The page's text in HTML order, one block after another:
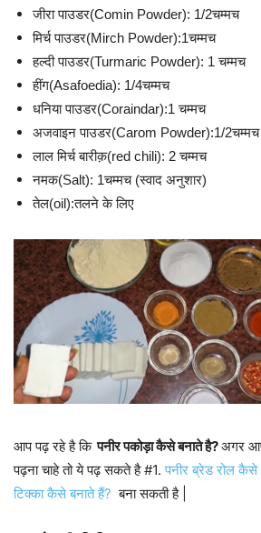
जीरा पाउडर(Comin Powder): 1/2चम्मच
मिर्च पाउडर(Mirch Powder):1चम्मच
हल्दी पाउडर(Turmaric Powder): 1 चम्मच
हींग(Asafoedia): 1/4चम्मच
धनिया पाउडर(Coraindar):1 चम्मच
अजवाइन पाउडर(Carom Powder):1/2चम्मच
लाल मिर्च बारीक़(red chili): 2 चम्मच
नमक(Salt): 1चम्मच (स्वाद अनुशार)
तेल(oil):तलने के लिए
आप पढ़ रहे है किपनीर पकोड़ा कैसे बनाते है?अगर
पढ़ना चाहे तो ये पढ़ सकते है #1.पनीर ब्रेड रोल कैसे
टिक्का कैसे बनाते हैं? बना सकती है |